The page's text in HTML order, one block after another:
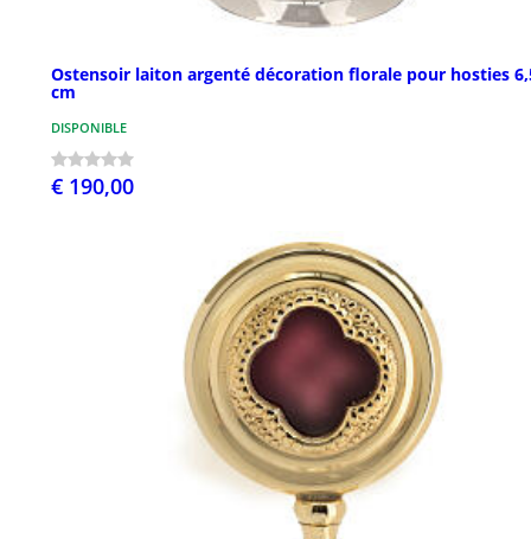
Ostensoir laiton argenté décoration florale pour hosties
cm
DISPONIBLE
€ 190,00